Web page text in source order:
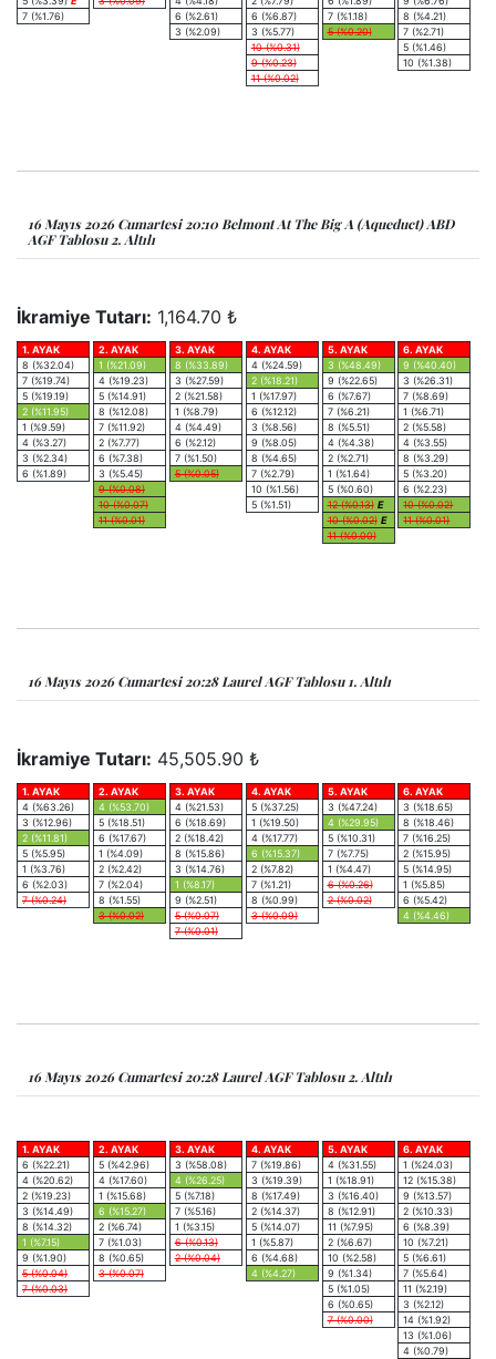
7 (%1.76)
6 (%2.61)
3 (%2.09)
6 (%6.87)
3 (%5.77)
10 (%0.31)
9 (%0.23)
11 (%0.02)
7 (%1.18)
5 (%0.20)
8 (%4.21)
7 (%2.71)
5 (%1.46)
10 (%1.38)
16 Mayıs 2026 Cumartesi 20:10 Belmont At The Big A (Aqueduct) ABD
AGF Tablosu 2. Altılı
İkramiye Tutarı: 1,164.70 ₺
1. AYAK
8 (%32.04)
7 (%19.74)
5 (%19.19)
2 (%11.95)
1 (%9.59)
4 (%3.27)
3 (%2.34)
6 (%1.89)
2. AYAK
1 (%21.09)
4 (%19.23)
5 (%14.91)
8 (%12.08)
7 (%11.92)
2 (%7.77)
6 (%7.38)
3 (%5.45)
9 (%0.08)
10 (%0.07)
11 (%0.01)
3. AYAK
8 (%33.89)
3 (%27.59)
2 (%21.58)
1 (%8.79)
4 (%4.49)
6 (%2.12)
7 (%1.50)
5 (%0.05)
4. AYAK
4 (%24.59)
2 (%18.21)
1 (%17.97)
6 (%12.12)
3 (%8.56)
9 (%8.05)
8 (%4.65)
7 (%2.79)
10 (%1.56)
5 (%1.51)
5. AYAK
3 (%48.49)
9 (%22.65)
6 (%7.67)
7 (%6.21)
8 (%5.51)
4 (%4.38)
2 (%2.71)
1 (%1.64)
5 (%0.60)
12 (%0.13) E
10 (%0.02) E
11 (%0.00)
6. AYAK
9 (%40.40)
3 (%26.31)
7 (%8.69)
1 (%6.71)
2 (%5.58)
4 (%3.55)
8 (%3.29)
5 (%3.20)
6 (%2.23)
10 (%0.02)
11 (%0.01)
16 Mayıs 2026 Cumartesi 20:28 Laurel AGF Tablosu 1. Altılı
İkramiye Tutarı: 45,505.90 ₺
1. AYAK
4 (%63.26)
3 (%12.96)
2 (%11.81)
5 (%5.95)
1 (%3.76)
6 (%2.03)
7 (%0.24)
2. AYAK
4 (%53.70)
5 (%18.51)
6 (%17.67)
1 (%4.09)
2 (%2.42)
7 (%2.04)
8 (%1.55)
3 (%0.02)
3. AYAK
4 (%21.53)
6 (%18.69)
2 (%18.42)
8 (%15.86)
3 (%14.76)
1 (%8.17)
9 (%2.51)
5 (%0.07)
7 (%0.01)
4. AYAK
5 (%37.25)
1 (%19.50)
4 (%17.77)
6 (%15.37)
2 (%7.82)
7 (%1.21)
8 (%0.99)
3 (%0.09)
5. AYAK
3 (%47.24)
4 (%29.95)
5 (%10.31)
7 (%7.75)
1 (%4.47)
6 (%0.26)
2 (%0.02)
6. AYAK
3 (%18.65)
8 (%18.46)
7 (%16.25)
2 (%15.95)
5 (%14.95)
1 (%5.85)
6 (%5.42)
4 (%4.46)
16 Mayıs 2026 Cumartesi 20:28 Laurel AGF Tablosu 2. Altılı
1. AYAK
6 (%22.21)
4 (%20.62)
2 (%19.23)
3 (%14.49)
8 (%14.32)
1 (%7.15)
9 (%1.90)
5 (%0.04)
7 (%0.03)
2. AYAK
5 (%42.96)
4 (%17.60)
1 (%15.68)
6 (%15.27)
2 (%6.74)
7 (%1.03)
8 (%0.65)
3 (%0.07)
3. AYAK
3 (%58.08)
4 (%26.25)
5 (%7.18)
7 (%5.16)
1 (%3.15)
6 (%0.13)
2 (%0.04)
4. AYAK
7 (%19.86)
3 (%19.39)
8 (%17.49)
2 (%14.37)
5 (%14.07)
1 (%5.87)
6 (%4.68)
4 (%4.27)
5. AYAK
4 (%31.55)
1 (%18.91)
3 (%16.40)
8 (%12.91)
11 (%7.95)
2 (%6.67)
10 (%2.58)
9 (%1.34)
5 (%1.05)
6 (%0.65)
7 (%0.00)
6. AYAK
1 (%24.03)
12 (%15.38)
9 (%13.57)
2 (%10.33)
6 (%8.39)
10 (%7.21)
5 (%6.61)
7 (%5.64)
11 (%2.19)
3 (%2.12)
14 (%1.92)
13 (%1.06)
4 (%0.79)